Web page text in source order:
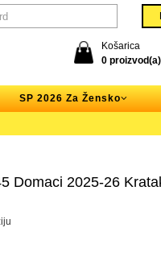
Košarica
0
SP 2026 Za Žensko
Domaci 2025-26